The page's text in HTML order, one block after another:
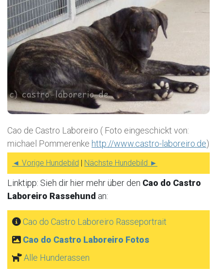
Cao de Castro Laboreiro ( Foto eingeschickt von:
michael Pommerenke http://www.castro-laboreiro.de)
◄ Vorige Hundebild | Nächste Hundebild ►
Linktipp: Sieh dir hier mehr über den Cao do Castro
Laboreiro Rassehund an:
Cao do Castro Laboreiro Rasseportrait
Cao do Castro Laboreiro Fotos
Alle Hunderassen